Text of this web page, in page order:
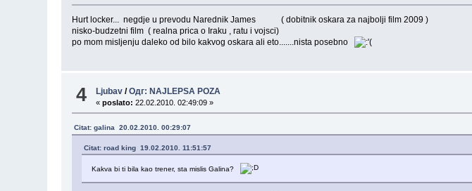
Hurt locker... negdje u prevodu Narednik James ( dobitnik oskara za najbolji film 2009 )
nisko-budzetni film ( realna prica o Iraku , ratu i vojsci)
po mom misljenju daleko od bilo kakvog oskara ali eto.......nista posebno
4 Ljubav /Одг: NAJLEPSA POZA
«poslato: 22.02.2010. 02:49:09 »
Citat: galina 20.02.2010. 00:29:07
Citat: road king 19.02.2010. 11:51:57
Kakva bi ti bila kao trener, sta mislis Galina?